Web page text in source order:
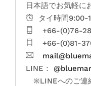
日本語でお気軽に
タイ時間9:00-
+66-(0)76-
+66-(0)81-
LINE：
※LINEへのご連